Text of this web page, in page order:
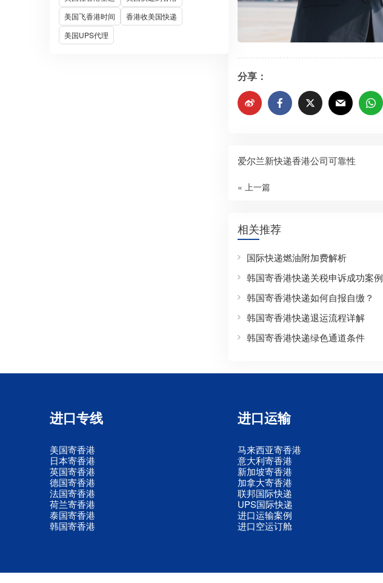
美国飞香港时间
香港收美国快递
美国UPS代理
分享：
爱尔兰新快递香港公司可靠性
« 上一篇
相关推荐
国际快递燃油附加费解析
韩国寄香港快递关税申诉成功案例
韩国寄香港快递如何自报自缴？
韩国寄香港快递退运流程详解
韩国寄香港快递绿色通道条件
进口专线
美国寄香港
日本寄香港
英国寄香港
德国寄香港
法国寄香港
荷兰寄香港
泰国寄香港
韩国寄香港
进口运输
马来西亚寄香港
意大利寄香港
新加坡寄香港
加拿大寄香港
联邦国际快递
UPS国际快递
进口运输案例
进口空运订舱